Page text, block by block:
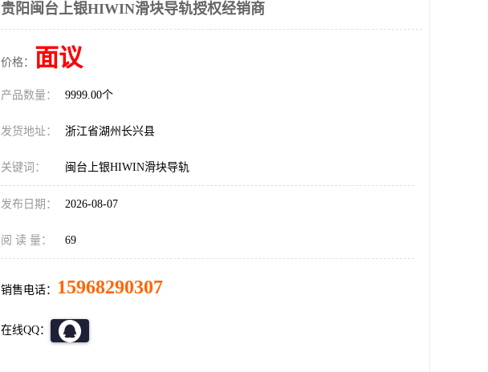
贵阳闽台上银HIWIN滑块导轨授权经销商
价格： 面议
产品数量： 9999.00个
发货地址： 浙江省湖州长兴县
关键词： 闽台上银HIWIN滑块导轨
发布日期： 2026-08-07
阅 读 量： 69
销售电话： 15968290307
在线QQ：